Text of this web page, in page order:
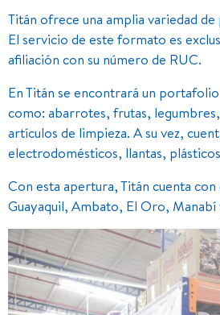
Titán ofrece una amplia variedad
El servicio de este formato es
afiliación con su número de RUC.
En Titán se encontrará un
como: abarrotes, frutas,
artículos de limpieza. A su vez,
electrodomésticos, llantas,
Con esta apertura, Titán cuenta
Guayaquil, Ambato, El Oro, Manabí